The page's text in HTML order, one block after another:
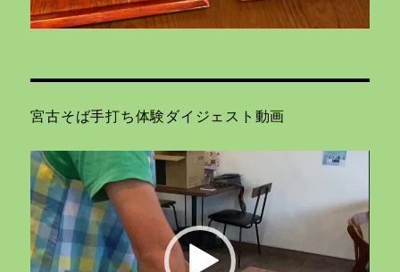
宮古そば手打ち体験ダイジェスト動画
動
画
プ
レ
ー